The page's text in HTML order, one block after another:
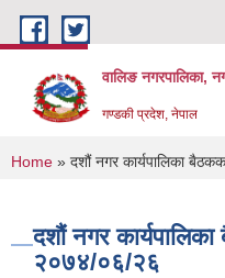
Skip to main content
वालिङ नगरपालिका,
गण्डकी प्रदेश, नेपाल
You are here
Home » दशौं नगर कार्यपालिका
दशौं नगर
२०७४/०६/२६